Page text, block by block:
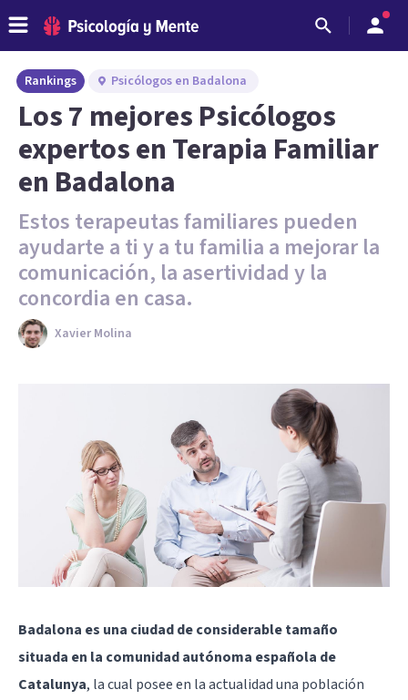
Rankings Psicólogos en Badalona
Los 7 mejores Psicólogos
expertos en Terapia Familiar
en Badalona
Estos terapeutas familiares pueden
ayudarte a ti y a tu familia a mejorar la
comunicación, la asertividad y la
concordia en casa.
Xavier Molina
Badalona es una ciudad de considerable tamaño
situada en la comunidad autónoma española de
Catalunya, la cual posee en la actualidad una población